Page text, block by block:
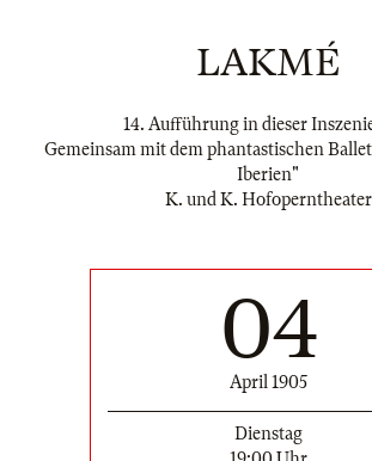
LAKMÉ
14. Aufführung in dieser
Gemeinsam mit dem phantastischen
Iberien"
K. und K. Hofoperntheater
04
April 1905
Dienstag